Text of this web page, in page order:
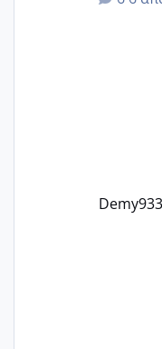
@Zenia
Demy93